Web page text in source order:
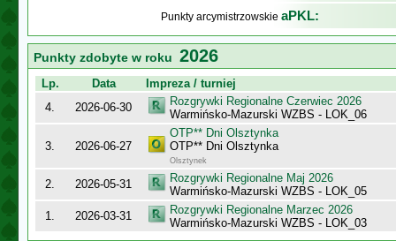
Punkty arcymistrzowskie aPKL:
Punkty zdobyte w roku 2026
Lp. Data
Impreza / turniej
4.
2026-06-30
Rozgrywki Regionalne Czerwiec 2026
Warmińsko-Mazurski WZBS - LOK_06
3. 2026-06-27
OTP** Dni Olsztynka
OTP** Dni Olsztynka
Olsztynek
2. 2026-05-31
Rozgrywki Regionalne Maj 2026
Warmińsko-Mazurski WZBS - LOK_05
1.
2026-03-31
Rozgrywki Regionalne Marzec 2026
Warmińsko-Mazurski WZBS - LOK_03